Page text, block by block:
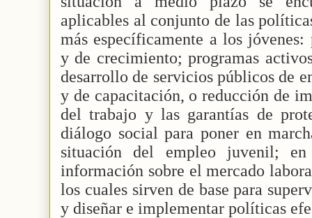
aplicables al conjunto de las
más específicamente a los
y de crecimiento; programas
desarrollo de servicios públicos de
y de capacitación, o reducción de
del trabajo y las garantías de
diálogo social para poner en
situación del empleo juvenil;
información sobre el mercado
los cuales sirven de base para
y diseñar e implementar políticas